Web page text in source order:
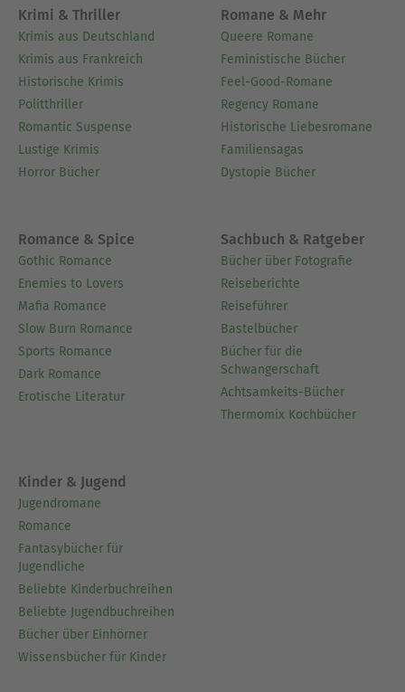
Krimi & Thriller
Krimis aus Deutschland
Krimis aus Frankreich
Historische Krimis
Politthriller
Romantic Suspense
Lustige Krimis
Horror Bücher
Romane & Mehr
Queere Romane
Feministische Bücher
Feel-Good-Romane
Regency Romane
Historische Liebesromane
Familiensagas
Dystopie Bücher
Romance & Spice
Gothic Romance
Enemies to Lovers
Mafia Romance
Slow Burn Romance
Sports Romance
Dark Romance
Erotische Literatur
Sachbuch & Ratgeber
Bücher über Fotografie
Reiseberichte
Reiseführer
Bastelbücher
Bücher für die
Schwangerschaft
Achtsamkeits-Bücher
Thermomix Kochbücher
Kinder & Jugend
Jugendromane
Romance
Fantasybücher für
Jugendliche
Beliebte Kinderbuchreihen
Beliebte Jugendbuchreihen
Bücher über Einhörner
Wissensbücher für Kinder